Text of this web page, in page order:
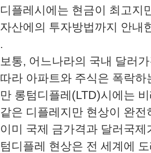
디플레시에는 현금이 최고지
자산에의 투자방법까지 안내
.
보통, 어느나라의 국내 달러
따라 아파트와 주식은 폭락
만 롱텀디플레(LTD)시에는
같은 디플레지만 현상이 완전
이미 국제 금가격과 달러국
텀디플레 현상은 전 세계에